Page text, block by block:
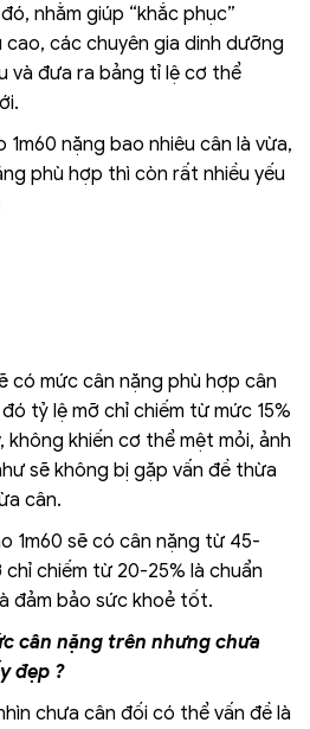
nhằm giúp “khắc phục”
cao, các chuyên gia dinh dưỡng
và đưa ra bảng tỉ lệ cơ thể
nặng bao nhiêu cân là vừa,
phù hợp thì còn rất nhiều yếu
có mức cân nặng phù hợp cân
tỷ lệ mỡ chỉ chiếm từ mức 15%
không khiến cơ thể mệt mỏi, ảnh
sẽ không bị gặp vấn đề thừa
cân.
1m60 sẽ có cân nặng từ 45-
chiếm từ 20-25% là chuẩn
đảm bảo sức khoẻ tốt.
cân nặng trên nhưng chưa
đẹp ?
chưa cân đối có thể vấn đề là